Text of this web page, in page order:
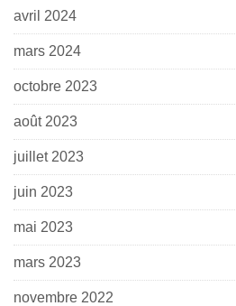
avril 2024
mars 2024
octobre 2023
août 2023
juillet 2023
juin 2023
mai 2023
mars 2023
novembre 2022